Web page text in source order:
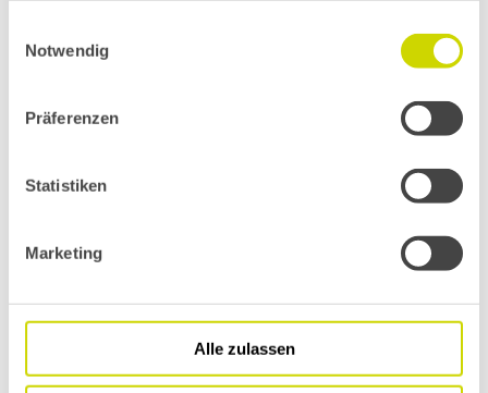
Notwendig
Präferenzen
Statistiken
Marketing
Alle zulassen